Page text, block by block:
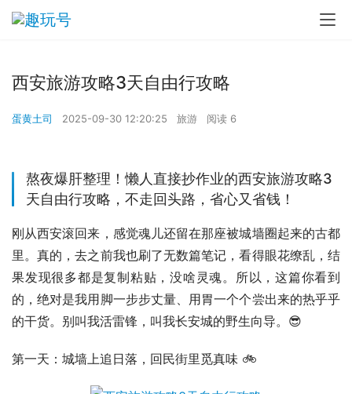
西安旅游攻略3天自由行攻略
蛋黄土司 2025-09-30 12:20:25 旅游 阅读 6
熬夜爆肝整理！懒人直接抄作业的西安旅游攻略3
天自由行攻略，不走回头路，省心又省钱！
刚从西安滚回来，感觉魂儿还留在那座被城墙圈起来的古都
里。真的，去之前我也刷了无数篇笔记，看得眼花缭乱，结
果发现很多都是复制粘贴，没啥灵魂。所以，这篇你看到
的，绝对是我用脚一步步丈量、用胃一个个尝出来的热乎乎
的干货。别叫我活雷锋，叫我长安城的野生向导。😎
第一天：城墙上追日落，回民街里觅真味 🚲